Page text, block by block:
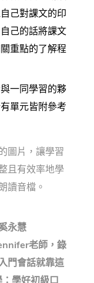
己對課文的印
己的話將課文
重點的了解程
一同學習的夥
單元皆附參考
圖片，讓學習
且有效率地學
讀音檔。
永慧
老師，錄
門會話就靠這
學好初級口